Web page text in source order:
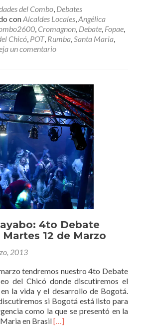
Debate
Urbano:
del Combo, Debates
conAlcaldes Locales,Angélica
, Cromagnon, Debate, Fopae,
Chicó, POT, Rumba,Santa Maria,
un comentario
4to Debate
12 de Marzo
2013
tendremos nuestro 4to Debate
del Chicó donde discutiremos el
la vida y el desarrollo de Bogotá.
si Bogotá está listo para
como la que se presentó en la
en BrasilLeer
[…]